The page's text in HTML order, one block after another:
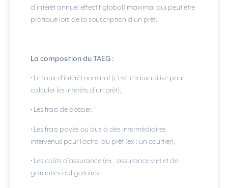
d’intérêt annuel effectif global) maximal qui peut être
pratiqué lors de la souscription d’un prêt.
La composition du TAEG :
• Le taux d’intérêt nominal (c’est le taux utilisé pour
calculer les intérêts d’un prêt),
• Les frais de dossier,
• Les frais payés ou dus à des intermédiaires
intervenus pour l’octroi du prêt (ex : un courtier),
• Les coûts d’assurance (ex : assurance vie) et de
garanties obligatoires